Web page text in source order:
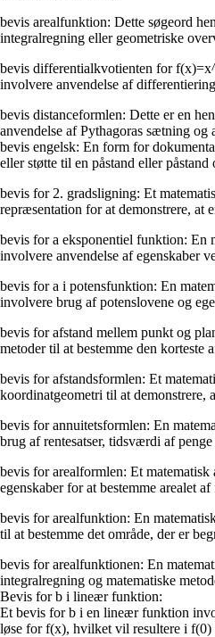
bevis arealfunktion: Dette søgeord
integralregning eller geometriske
bevis differentialkvotienten for
involvere anvendelse af
bevis distanceformlen: Dette er en
anvendelse af Pythagoras sætning og
bevis engelsk: En form for
eller støtte til en påstand eller påstand
bevis for 2. gradsligning: Et
repræsentation for at demonstrere, at
bevis for a eksponentiel funktion: En
involvere anvendelse af egenskaber
bevis for a i potensfunktion: En
involvere brug af potenslovene og
bevis for afstand mellem punkt og
metoder til at bestemme den korteste
bevis for afstandsformlen: Et
koordinatgeometri til at demonstrere,
bevis for annuitetsformlen: En
brug af rentesatser, tidsværdi af
bevis for arealformlen: Et
egenskaber for at bestemme arealet
bevis for arealfunktion: En
til at bestemme det område, der er
bevis for arealfunktionen: En
integralregning og matematiske
Bevis for b i lineær funktion:
Et bevis for b i en lineær funktion
løse for f(x), hvilket vil resultere i